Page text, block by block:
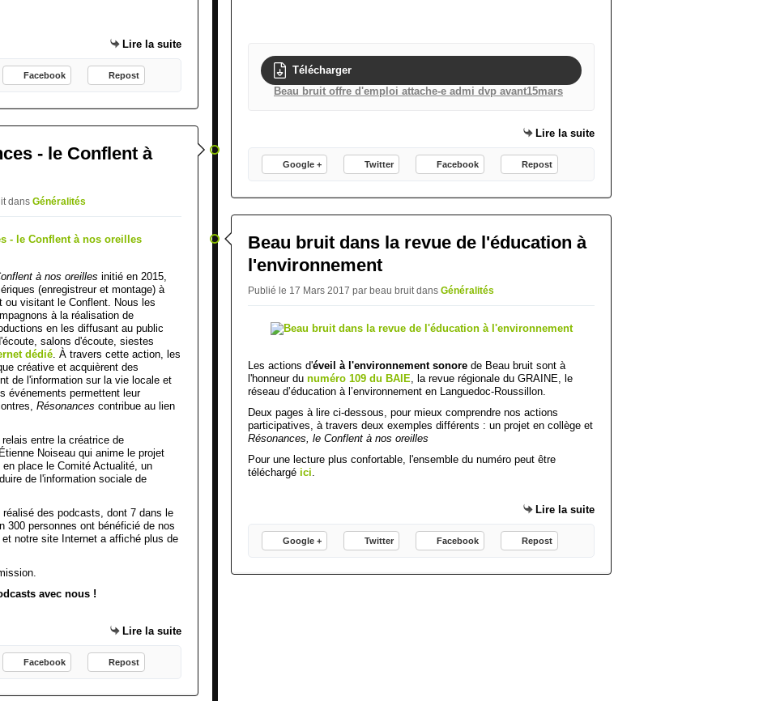
Lire la suite
Facebook Repost
- le Conflent à
dans Généralités
à nos oreilles initié en 2015,
(enregistreur et montage) à
ou visitant le Conflent. Nous les
à la réalisation de
en les diffusant au public
salons d'écoute, siestes
dédié. À travers cette action, les
créative et acquièrent des
de l'information sur la vie locale et
événements permettent leur
Résonances contribue au lien
entre la créatrice de
Noiseau qui anime le projet
place le Comité Actualité, un
de l'information sociale de
des podcasts, dont 7 dans le
300 personnes ont bénéficié de nos
notre site Internet a affiché plus de
avec nous !
Lire la suite
Facebook Repost
Télécharger
Beau bruit offre d'emploi attache-e admi dvp avant15mars
Lire la suite
Google + Twitter Facebook Repost
Beau bruit dans la revue de l'éducation à
l'environnement
Publié le 17 Mars 2017 par beau bruitdans Généralités
Les actions d'éveil à l'environnement sonore de Beau bruit sont à
l'honneur du numéro 109 du BAIE, la revue régionale du GRAINE, le
réseau d’éducation à l’environnement en Languedoc-Roussillon.
Deux pages à lire ci-dessous, pour mieux comprendre nos actions
participatives, à travers deux exemples différents : un projet en collège et
Résonances, le Conflent à nos oreilles
Pour une lecture plus confortable, l'ensemble du numéro peut être
téléchargé ici.
Lire la suite
Google + Twitter Facebook Repost